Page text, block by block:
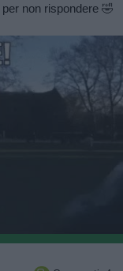
non rispondere 🤣